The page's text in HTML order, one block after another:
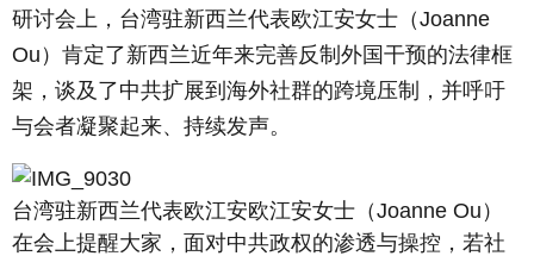
研讨会上，台湾驻新西兰代表欧江安女士（Joanne
Ou）肯定了新西兰近年来完善反制外国干预的法律框
架，谈及了中共扩展到海外社群的跨境压制，并呼吁
与会者凝聚起来、持续发声。
台湾驻新西兰代表欧江安欧江安女士（Joanne Ou）
在会上提醒大家，面对中共政权的渗透与操控，若社